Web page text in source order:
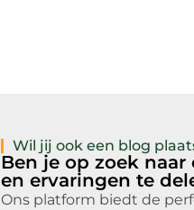
Wil jij ook een blog
Ben je op zoek
en ervaringen te
Ons platform biedt de